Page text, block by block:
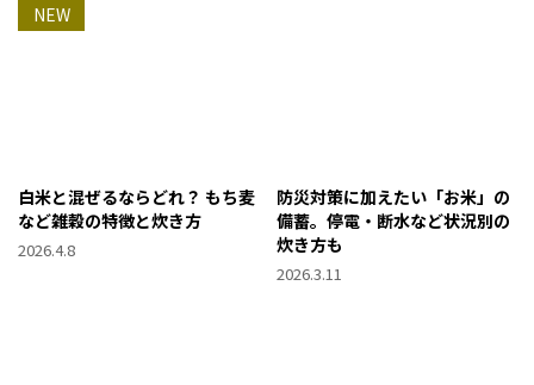
白米と混ぜるならどれ？ もち麦
など雑穀の特徴と炊き方
2026.4.8
NEW
防災対策に加えたい「お米」の
備蓄。停電・断水など状況別の
炊き方も
2026.3.11